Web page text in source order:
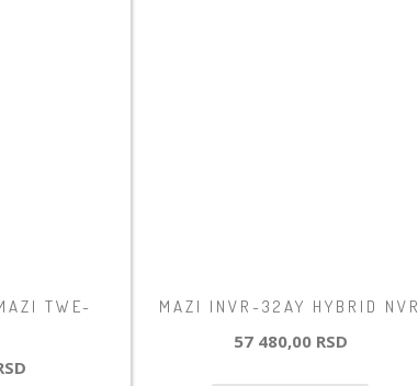
TWE-
MAZI INVR-32AY HYBRID NVR
57 480,00 RSD